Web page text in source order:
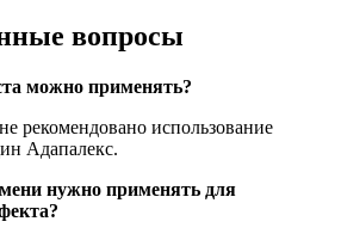
вопросы
можно применять?
рекомендовано использование
Адапалекс.
нужно применять для